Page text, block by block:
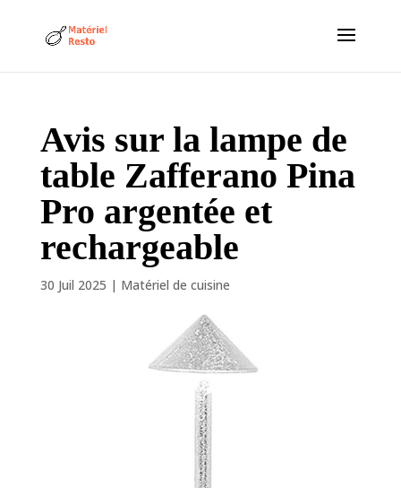
Avis sur la lampe de
table Zafferano Pina
Pro argentée et
rechargeable
30 Juil 2025 | Matériel de cuisine